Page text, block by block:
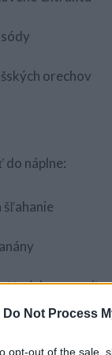
Do Not Process
opt-out of the sale,
orechov
náplne:
šľahanie
(ale nemusíte,
stačiť 1/4